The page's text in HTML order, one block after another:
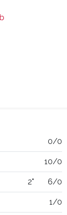
0/0
10/0
2" 6/0
1/0